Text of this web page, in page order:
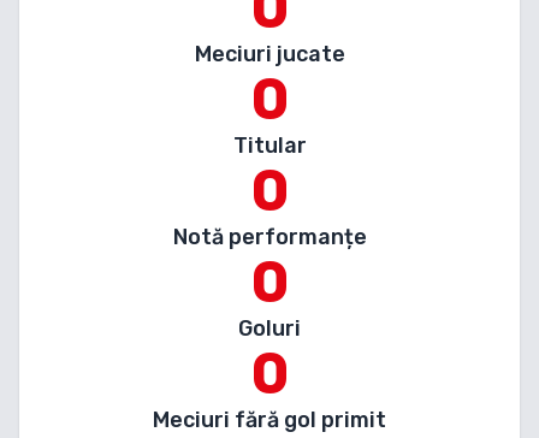
Meciuri jucate
0
Titular
0
Notă performanțe
0
Goluri
0
Meciuri fără gol primit